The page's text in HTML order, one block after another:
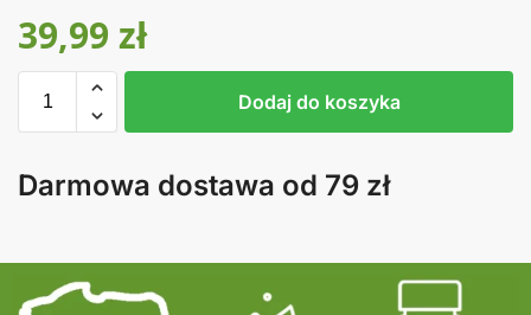
39,99 zł
Dodaj do koszyka
Darmowa dostawa od 79 zł